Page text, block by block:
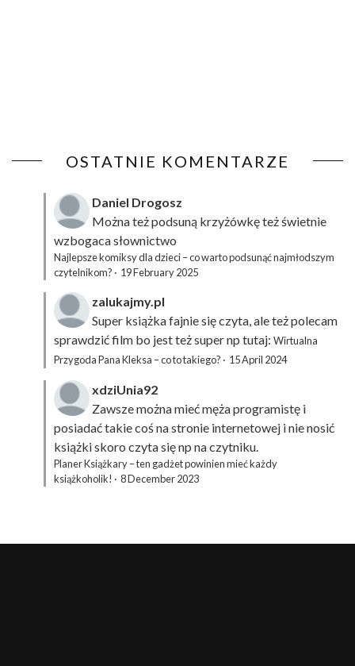
OSTATNIE KOMENTARZE
Daniel Drogosz
Można też podsuną krzyżówkęteż świetnie
wzbogaca słownictwo
Najlepsze komiksy dla dzieci – co warto podsunąć najmłodszym
czytelnikom? · 19 February 2025
zalukajmy.pl
Super książka fajnie się czyta, ale też polecam
sprawdzić film bo jest też super np tutaj: Wirtualna
Przygoda Pana Kleksa – co to takiego? · 15 April 2024
xdziUnia92
Zawsze można mieć męża programistę i
posiadać takie coś na stronie internetowej i nie nosić
książki skoro czyta się np na czytniku.
Planer Książkary – ten gadżet powinien mieć każdy
książkoholik! · 8 December 2023